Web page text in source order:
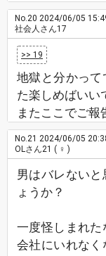
No.20 2024/06/05
社会人さん17
>> 19
地獄と分かって
た楽しめばいい
またここでご報
No.21 2024/06/05
OLさん21 ( ♀ )
男はバレない
ょうか？
一度怪しまれた
会社にいれな